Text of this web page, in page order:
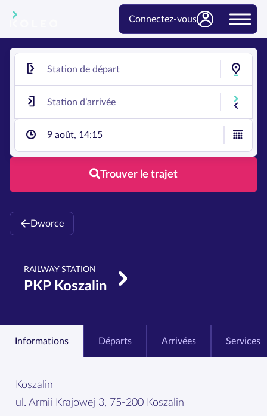
Connectez-vous
9 août, 14:15
Trouver le trajet
Dworce
RAILWAY STATION
PKP Koszalin
Informations Départs Arrivées Services
Koszalin
ul. Armii Krajowej 3, 75-200 Koszalin